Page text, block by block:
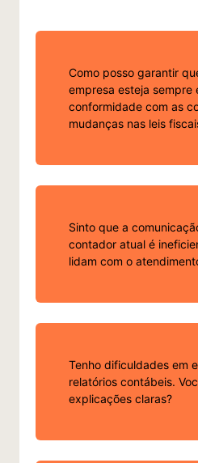
CGIBS esclarecem
fiscais eletrônicos 07/
Ver mais
do ICMS nas
Aerovanes é
Ver mais
Ver mais
ISS/Manaus:
Fixo 2026 na
Como posso garantir
empresa esteja sempre
conformidade com as
mudanças nas leis
Sinto que a
contador atual é
lidam com o
Tenho dificuldades em
relatórios contábeis.
explicações claras?